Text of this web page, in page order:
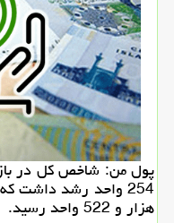
هزار و 522 واحد رسید.